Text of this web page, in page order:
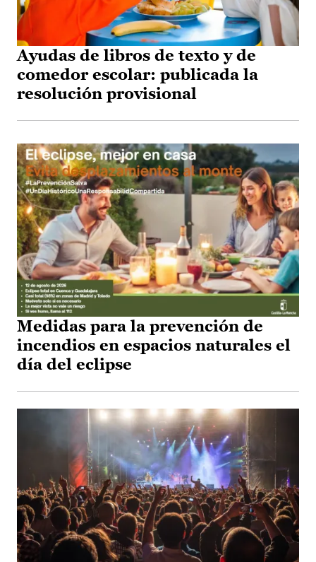
Ayudas de libros de texto y de
comedor escolar: publicada la
resolución provisional
Medidas para la prevención de
incendios en espacios naturales el
día del eclipse